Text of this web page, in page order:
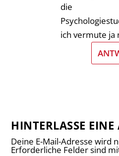
die
ich vermute ja
HINTERLASSE
Deine E-Mail-Adresse wird
Erforderliche Felder sind